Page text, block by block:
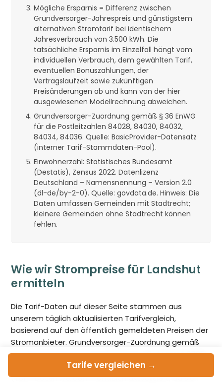
Mögliche Ersparnis = Differenz zwischen
Grundversorger-Jahrespreis und günstigstem
alternativen Stromtarif bei identischem
Jahresverbrauch von 3.500 kWh. Die
tatsächliche Ersparnis im Einzelfall hängt vom
individuellen Verbrauch, dem gewählten Tarif,
eventuellen Bonuszahlungen, der
Vertragslaufzeit sowie zukünftigen
Preisänderungen ab und kann von der hier
ausgewiesenen Modellrechnung abweichen.
Grundversorger-Zuordnung gemäß § 36 EnWG
für die Postleitzahlen 84028, 84030, 84032,
84034, 84036. Quelle: BasicProvider-Datensatz
(interner Tarif-Stammdaten-Pool).
Einwohnerzahl: Statistisches Bundesamt
(Destatis), Zensus 2022. Datenlizenz
Deutschland – Namensnennung – Version 2.0
(dl-de/by-2-0). Quelle: govdata.de. Hinweis: Die
Daten umfassen Gemeinden mit Stadtrecht;
kleinere Gemeinden ohne Stadtrecht können
fehlen.
Wie wir Strompreise für Landshut
ermitteln
Die Tarif-Daten auf dieser Seite stammen aus
unserem täglich aktualisierten Tarifvergleich,
basierend auf den öffentlich gemeldeten Preisen der
Stromanbieter. Grundversorger-Zuordnung gemäß
Bundesnetzagentur. Anzeigedatum:8. August 2026.
Strompreis-Snapshot dieser Seite:27. Juli 2026
(Tarif-Daten werden monatlich aktualisiert, da sich
Tarifevergleichen →